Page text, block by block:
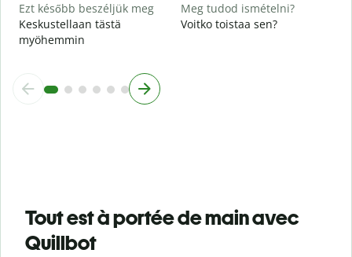
Ezt később beszéljük meg
Keskustellaan tästä
myöhemmin
Meg tudod ismételni?
Voitko toistaa sen?
Tout est à portée de main avec
Quillbot